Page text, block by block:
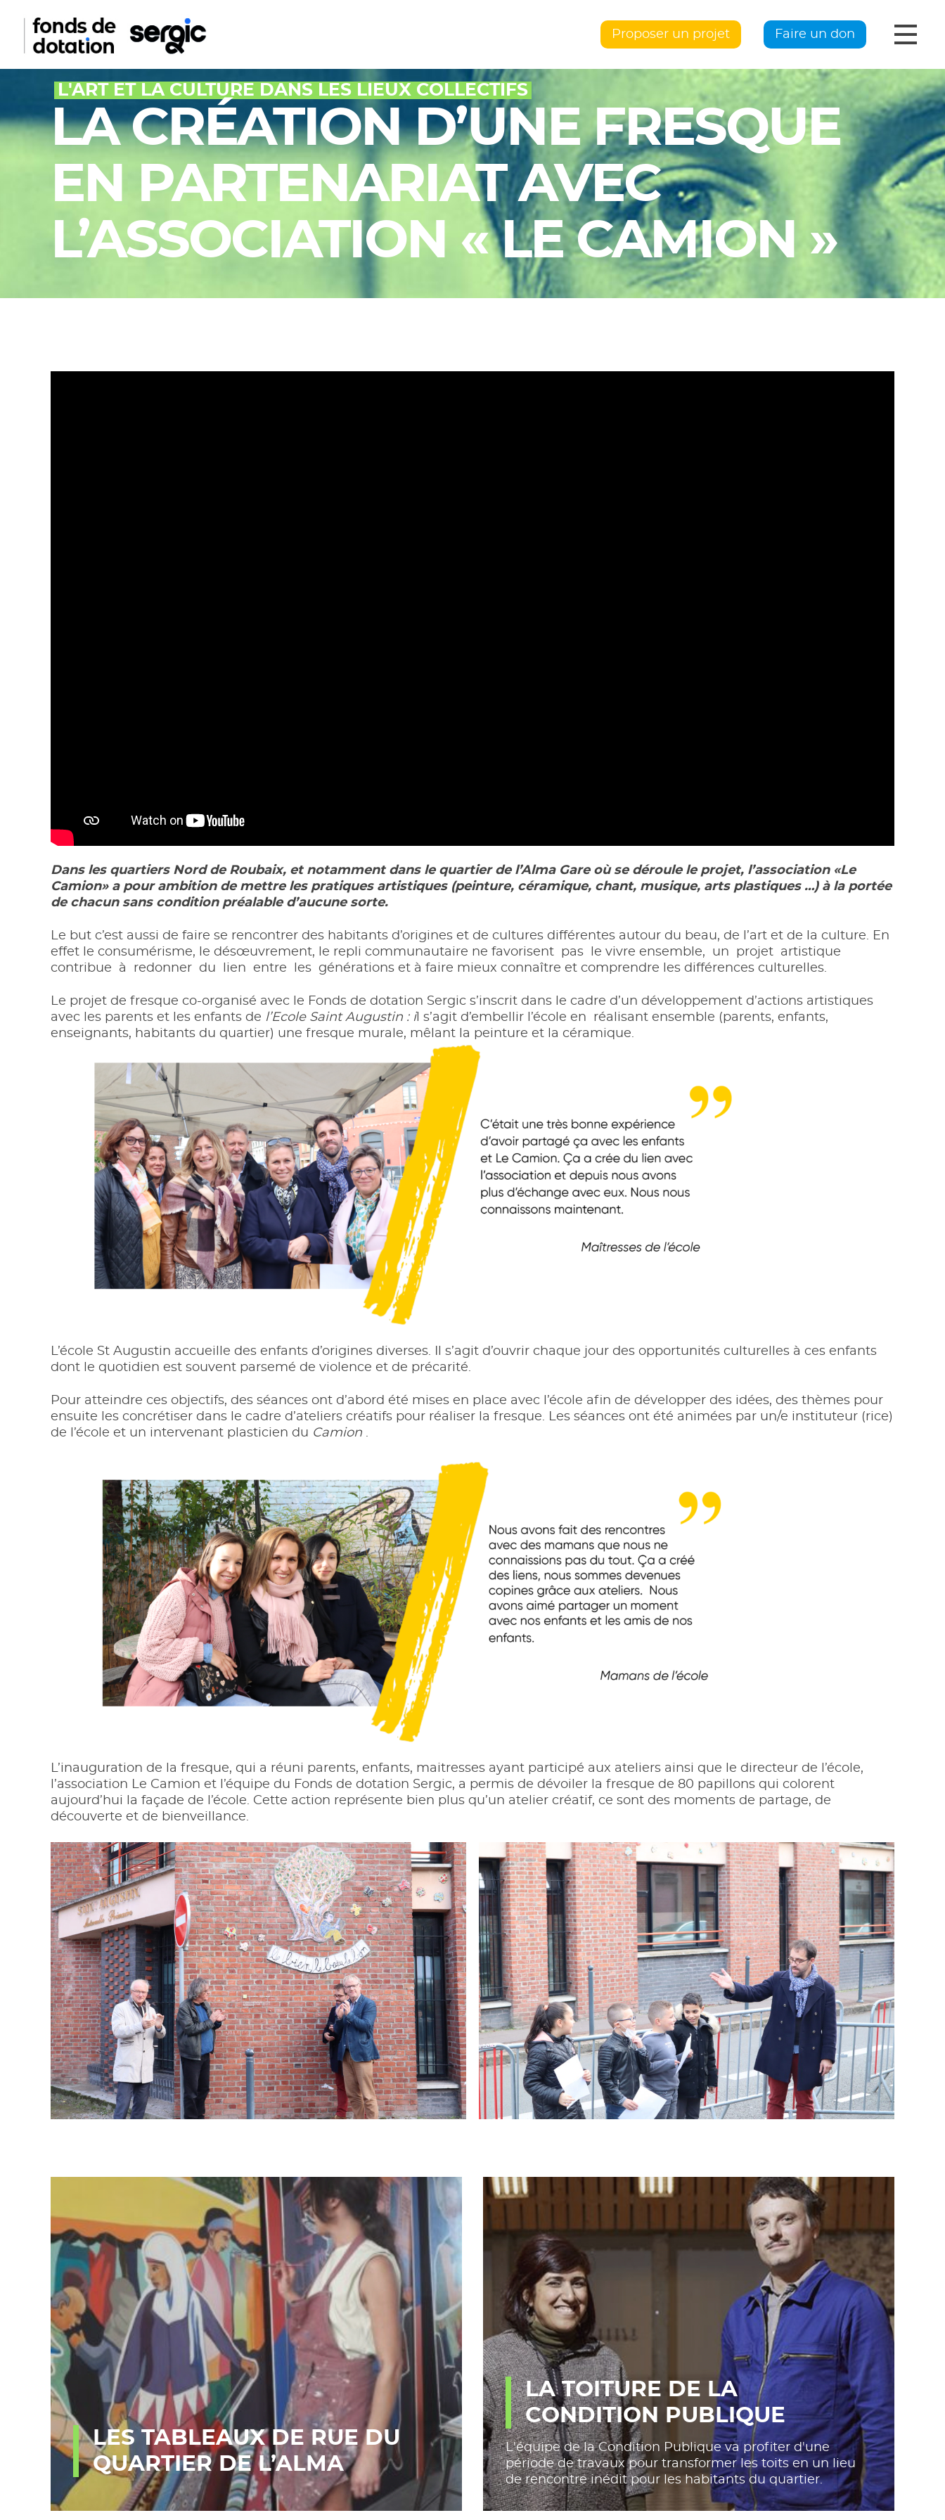
Proposer un projet Faire un don
L'ART ET LA CULTURE DANS LES LIEUX COLLECTIFS
LA CRÉATION D’UNE FRESQUE
EN PARTENARIAT AVEC
L’ASSOCIATION « LE CAMION »
Dans les quartiers Nord de Roubaix, et notamment dans le quartier de l’Alma Gare où se déroule le projet, l’association «Le
Camion» a pour ambition de mettre les pratiques artistiques (peinture, céramique, chant, musique, arts plastiques …) à la portée
de chacun sans condition préalable d’aucune sorte.
Le but c’est aussi de faire se rencontrer des habitants d’origines et de cultures différentes autour du beau, de l’art et de la culture. En
effet le consumérisme, le désœuvrement, le repli communautaire ne favorisent pas le vivre ensemble, un projet artistique
contribue à redonner du lien entre les générations et à faire mieux connaître et comprendre les différences culturelles.
Le projet de fresque co-organisé avec le Fonds de dotation Sergic s’inscrit dans le cadre d’un développement d’actions artistiques
avec les parents et les enfants de l’Ecole Saint Augustin : il s’agit d’embellir l’école en réalisant ensemble (parents, enfants,
enseignants, habitants du quartier) une fresque murale, mêlant la peinture et la céramique.
L’école St Augustin accueille des enfants d’origines diverses. Il s’agit d’ouvrir chaque jour des opportunités culturelles à ces enfants
dont le quotidien est souvent parsemé de violence et de précarité.
Pour atteindre ces objectifs, des séances ont d’abord été mises en place avec l’école afin de développer des idées, des thèmes pour
ensuite les concrétiser dans le cadre d’ateliers créatifs pour réaliser la fresque. Les séances ont été animées par un/e instituteur (rice)
de l’école et un intervenant plasticien du Camion .
L’inauguration de la fresque, qui a réuni parents, enfants, maitresses ayant participé aux ateliers ainsi que le directeur de l’école,
l’association Le Camion et l’équipe du Fonds de dotation Sergic, a permis de dévoiler la fresque de 80 papillons qui colorent
aujourd’hui la façade de l’école. Cette action représente bien plus qu’un atelier créatif, ce sont des moments de partage, de
découverte et de bienveillance.
LES TABLEAUX DE RUE DU
QUARTIER DE L’ALMA
LA TOITURE DE LA
CONDITION PUBLIQUE
L'équipe de la Condition Publique va profiter d'une
période de travaux pour transformer les toits en un lieu
de rencontre inédit pour les habitants du quartier.